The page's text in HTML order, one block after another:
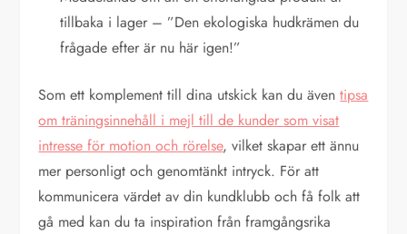
tillbaka i lager – ”Den ekologiska hudkrämen du
frågade efter är nu här igen!”
Som ett komplement till dina utskick kan du äventipsa
om träningsinnehåll i mejl till de kunder som visat
intresse för motion och rörelse, vilket skapar ett ännu
mer personligt och genomtänkt intryck. För att
kommunicera värdet av din kundklubb och få folk att
gå med kan du ta inspiration från framgångsrika